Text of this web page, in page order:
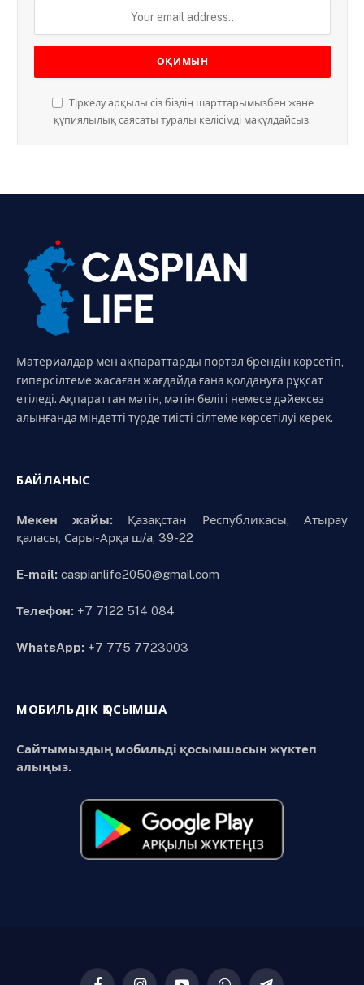
Тіркелу арқылы сіз біздің шарттарымызбен және
құпиялылық саясаты туралы келісімді мақұлдайсыз.
Материалдар мен ақпараттарды портал брендін көрсетіп,
гиперсілтеме жасаған жағдайда ғана қолдануға рұқсат
етіледі. Ақпараттан мәтін, мәтін бөлігі немесе дәйексөз
алынғанда міндетті түрде тиісті сілтеме көрсетілуі керек.
БАЙЛАНЫС
Мекен жайы:Қазақстан Республикасы, Атырау
қаласы, Сары-Арқа ш/а, 39-22
E-mail: caspianlife2050@gmail.com
Телефон: +7 7122 514 084
WhatsApp: +7 775 7723003
МОБИЛЬДІК ҚОСЫМША
Сайтымыздың мобильді қосымшасын жүктеп
алыңыз.